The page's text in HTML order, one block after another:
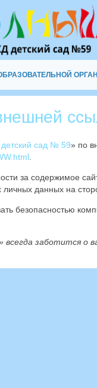
сад № 59» по
за содержимое
личных данных на
безопасностью
заботится о